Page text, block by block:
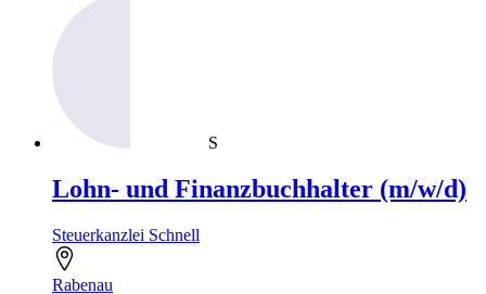
S
Lohn- und Finanzbuchhalter (m/w/d)
Steuerkanzlei Schnell
Rabenau